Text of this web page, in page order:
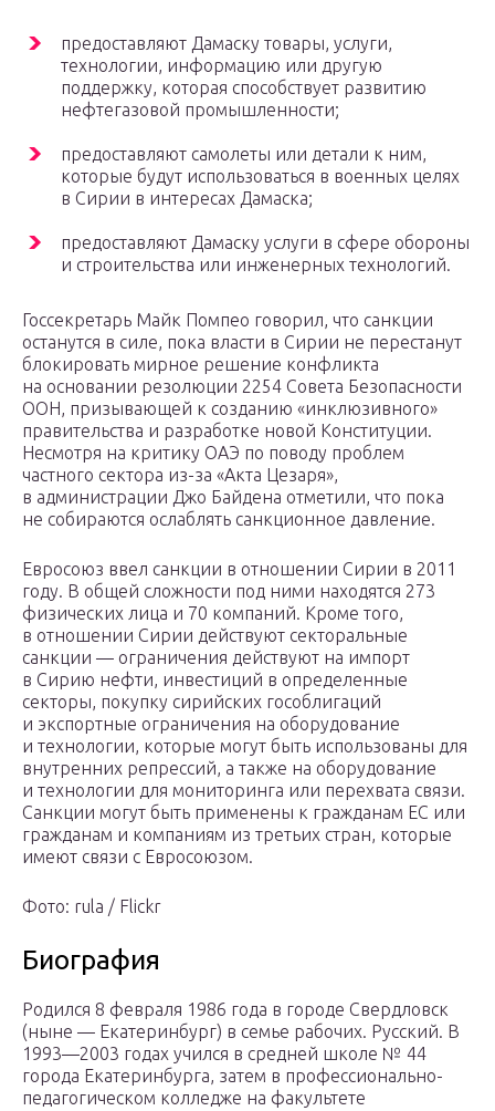
предоставляют Дамаску товары, услуги,
технологии, информацию или другую
поддержку, которая способствует развитию
нефтегазовой промышленности;
предоставляют самолеты или детали к ним,
которые будут использоваться в военных целях
в Сирии в интересах Дамаска;
предоставляют Дамаску услуги в сфере обороны
и строительства или инженерных технологий.
Госсекретарь Майк Помпео говорил, что санкции
останутся в силе, пока власти в Сирии не перестанут
блокировать мирное решение конфликта
на основании резолюции 2254 Совета Безопасности
ООН, призывающей к созданию «инклюзивного»
правительства и разработке новой Конституции.
Несмотря на критику ОАЭ по поводу проблем
частного сектора из-за «Акта Цезаря»,
в администрации Джо Байдена отметили, что пока
не собираются ослаблять санкционное давление.
Евросоюз ввел санкции в отношении Сирии в 2011
году. В общей сложности под ними находятся 273
физических лица и 70 компаний. Кроме того,
в отношении Сирии действуют секторальные
санкции — ограничения действуют на импорт
в Сирию нефти, инвестиций в определенные
секторы, покупку сирийских гособлигаций
и экспортные ограничения на оборудование
и технологии, которые могут быть использованы для
внутренних репрессий, а также на оборудование
и технологии для мониторинга или перехвата связи.
Санкции могут быть применены к гражданам ЕС или
гражданам и компаниям из третьих стран, которые
имеют связи с Евросоюзом.
Фото: rula / Flickr
Биография
Родился 8 февраля 1986 года в городе Свердловск
(ныне — Екатеринбург) в семье рабочих. Русский. В
1993—2003 годах учился в средней школе № 44
города Екатеринбурга, затем в профессионально-
педагогическом колледже на факультете